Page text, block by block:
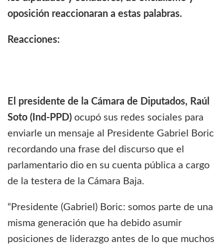
oposición reaccionaran a estas palabras.
Reacciones:
El presidente de la Cámara de Diputados, Raúl
Soto (Ind-PPD) ocupó sus redes sociales para
enviarle un mensaje al Presidente Gabriel Boric
recordando una frase del discurso que el
parlamentario dio en su cuenta pública a cargo
de la testera de la Cámara Baja.
“Presidente (Gabriel) Boric: somos parte de una
misma generación que ha debido asumir
posiciones de liderazgo antes de lo que muchos